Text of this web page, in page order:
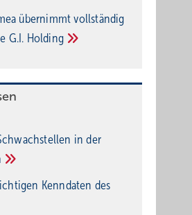
übernimmt vollständig
G.I. Holding
in der
Kenndaten des